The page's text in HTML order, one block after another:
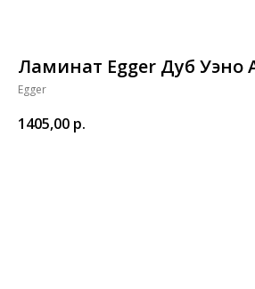
Ламинат Egger Дуб Уэно
Egger
1405,00 р.